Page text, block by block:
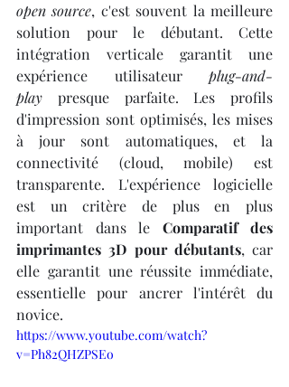
open source, c'est souvent la meilleure
solution pour le débutant. Cette
intégration verticale garantit une
expérience utilisateur plug-and-
play presque parfaite. Les profils
d'impression sont optimisés, les mises
à jour sont automatiques, et la
connectivité (cloud, mobile) est
transparente. L'expérience logicielle
est un critère de plus en plus
important dans le Comparatif des
imprimantes 3D pour débutants, car
elle garantit une réussite immédiate,
essentielle pour ancrer l'intérêt du
novice.
https://www.youtube.com/watch?
v=Ph82QHZPSEo